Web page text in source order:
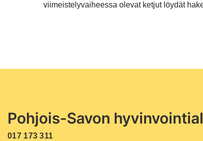
viimeistelyvaiheessa olevat ketjut löydät
Pohjois-Savon
017 173 311